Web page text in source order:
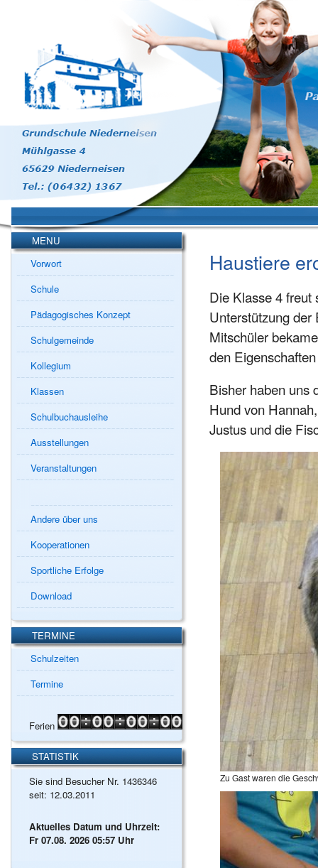
MENU
Vorwort
Schule
Pädagogisches Konzept
Schulgemeinde
Kollegium
Klassen
Schulbuchausleihe
Ausstellungen
Veranstaltungen
Andere über uns
Kooperationen
Sportliche Erfolge
Download
TERMINE
Schulzeiten
Termine
Ferien
STATISTIK
Sie sind Besucher Nr. 1436346
seit: 12.03.2011
Aktuelles Datum und Uhrzeit:
Fr 07.08. 2026 05:57 Uhr
Haustiere
Die Klasse 4 freut
Unterstützung der
Mitschüler
den
Bisher haben uns
Hund von
Justus und die
Zu Gast waren die